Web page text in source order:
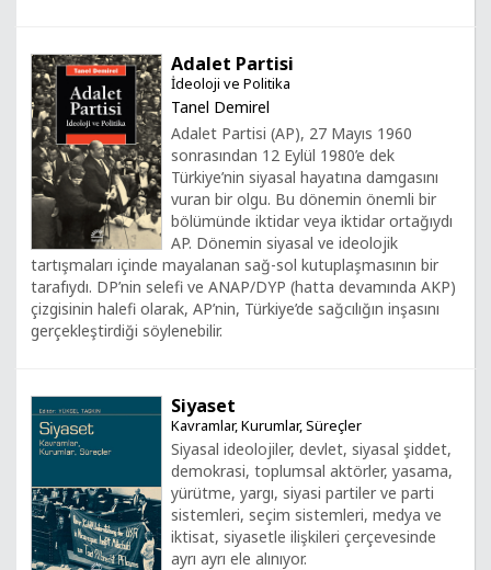
Adalet Partisi
İdeoloji ve Politika
Tanel Demirel
Adalet Partisi (AP), 27 Mayıs 1960
sonrasından 12 Eylül 1980’e dek
Türkiye’nin siyasal hayatına damgasını
vuran bir olgu. Bu dönemin önemli bir
bölümünde iktidar veya iktidar ortağıydı
AP. Dönemin siyasal ve ideolojik
tartışmaları içinde mayalanan sağ-sol kutuplaşmasının bir
tarafıydı. DP’nin selefi ve ANAP/DYP (hatta devamında AKP)
çizgisinin halefi olarak, AP’nin, Türkiye’de sağcılığın inşasını
gerçekleştirdiği söylenebilir.
Siyaset
Kavramlar, Kurumlar, Süreçler
Siyasal ideolojiler, devlet, siyasal şiddet,
demokrasi, toplumsal aktörler, yasama,
yürütme, yargı, siyasi partiler ve parti
sistemleri, seçim sistemleri, medya ve
iktisat, siyasetle ilişkileri çerçevesinde
ayrı ayrı ele alınıyor.